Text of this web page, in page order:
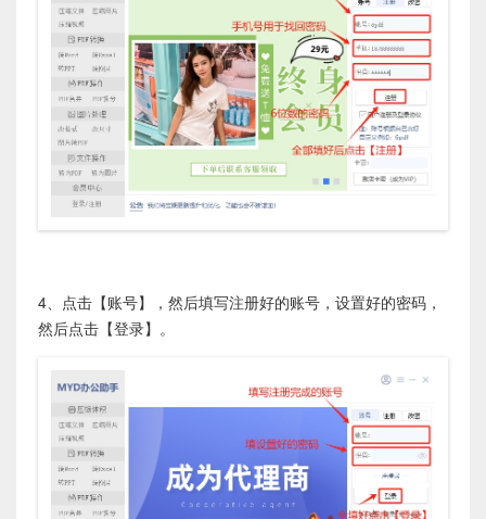
4、点击【账号】，然后填写注册好的账号，设置好的密码，
然后点击【登录】。